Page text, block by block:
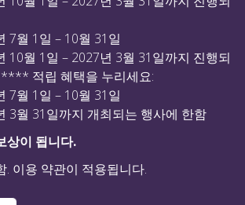
7월 1일 – 10월 31일
10월 1일 – 2027년 3월 31일까지 진행되
적립 혜택을 누리세요:
7월 1일 – 10월 31일
3월 31일까지 개최되는 행사에 한함
상이 됩니다.
이용 약관이 적용됩니다.